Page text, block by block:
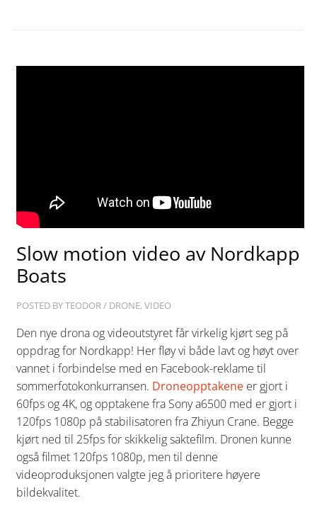
Slow motion video av Nordkapp
Boats
POSTED BYTEODOR/ DRONE,VIDEO
Den nye drona og videoutstyret får virkelig kjørt seg på
oppdrag for Nordkapp! Her fløy vi både lavt og høyt over
vannet i forbindelse med en Facebook-reklame til
sommerfotokonkurransen. Droneopptakeneer gjort i
60fps og 4K, og opptakene fra Sony a6500 med er gjort i
120fps 1080p på stabilisatoren fra Zhiyun Crane. Begge
kjørt ned til 25fps for skikkelig saktefilm. Dronen kunne
også filmet 120fps 1080p, men til denne
videoproduksjonen valgte jeg å prioritere høyere
bildekvalitet.